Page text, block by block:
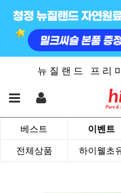
뉴 질 랜 드 프 리
베스트 이벤트
전체상품 하이웰초